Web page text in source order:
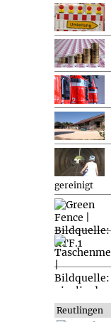
gereinigt
Reutlingen